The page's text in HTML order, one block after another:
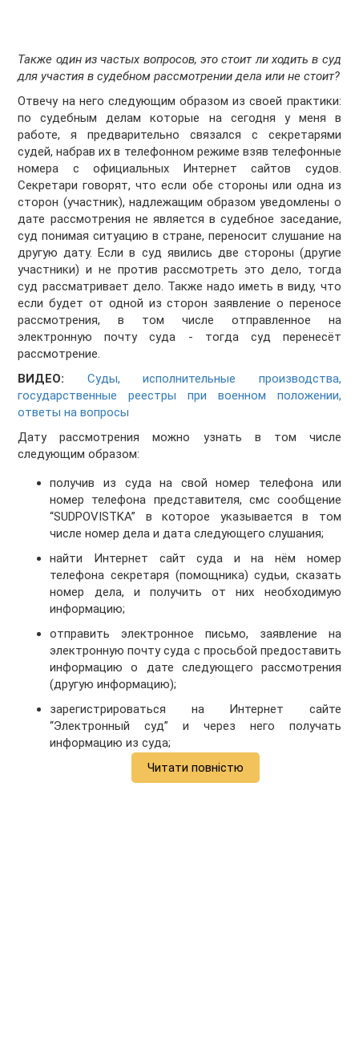
Также один из частых вопросов, это стоит ли ходить в суд
для участия в судебном рассмотрении дела или не стоит?
Отвечу на него следующим образом из своей практики:
по судебным делам которые на сегодня у меня в
работе, я предварительно связался с секретарями
судей, набрав их в телефонном режиме взяв телефонные
номера с официальных Интернет сайтов судов.
Секретари говорят, что если обе стороны или одна из
сторон (участник), надлежащим образом уведомлены о
дате рассмотрения не является в судебное заседание,
суд понимая ситуацию в стране, переносит слушание на
другую дату. Если в суд явились две стороны (другие
участники) и не против рассмотреть это дело, тогда
суд рассматривает дело. Также надо иметь в виду, что
если будет от одной из сторон заявление о переносе
рассмотрения, в том числе отправленное на
электронную почту суда - тогда суд перенесёт
рассмотрение.
ВИДЕО:
Суды, исполнительные производства,
государственные реестры при военном положении,
ответы на вопросы
Дату рассмотрения можно узнать в том числе
следующим образом:
получив из суда на свой номер телефона или
номер телефона представителя, смс сообщение
“SUDPOVISTKA” в которое указывается в том
числе номер дела и дата следующего слушания;
найти Интернет сайт суда и на нём номер
телефона секретаря (помощника) судьи, сказать
номер дела, и получить от них необходимую
информацию;
отправить электронное письмо, заявление на
электронную почту суда с просьбой предоставить
информацию о дате следующего рассмотрения
(другую информацию);
зарегистрироваться на Интернет сайте
“Электронный суд” и через него получать
информацию из суда;
Читати повністю